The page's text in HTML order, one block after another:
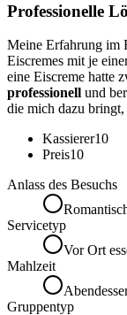
Professionelle
Meine Erfahrung im
Eiscremes mit je
eine Eiscreme hatte
professionell und
die mich dazu
Kassierer10
Preis10
Anlass des Besuchs
Servicetyp
Vor Ort
Mahlzeit
Gruppentyp